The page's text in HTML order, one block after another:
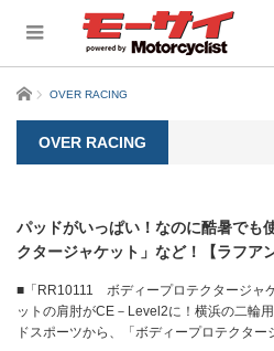
ホーム OVER RACING
OVER RACING
パッドがいっぱい！なのに酷暑でも
クタージャケット」など！【ラフア
■「RR10111 ボディープロテクタージャ
ットの肩肘がCE－Level2に！横浜の二輪
ドスポーツから、「ボディープロテクタ